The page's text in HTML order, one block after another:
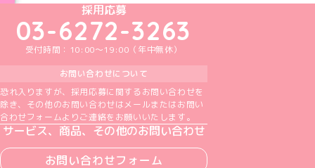
めいどりーみんTikTok公式アカウント
めいどりーみんX公式アカウント
めいどりーみんInstagram公式アカウント
めいどりーみんFacebook公式アカウン
めいどりーみんYouTube公式アカ
採用応募
03-6272-3263
受付時間：10:00～19:00（年中無休）
お問い合わせについて
恐れ入りますが、採用応募に関するお問い合わせを
除き、その他のお問い合わせはメールまたはお問い
合わせフォームよりご連絡をお願いいたします。
サービス、商品、その他のお問い合わせ
お問い合わせフォーム